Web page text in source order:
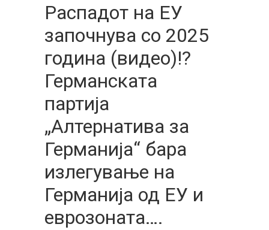
Распадот на ЕУ
започнува со 2025
година (видео)!?
Германската
партија
„Алтернатива за
Германија“ бара
излегување на
Германија од ЕУ и
еврозоната….